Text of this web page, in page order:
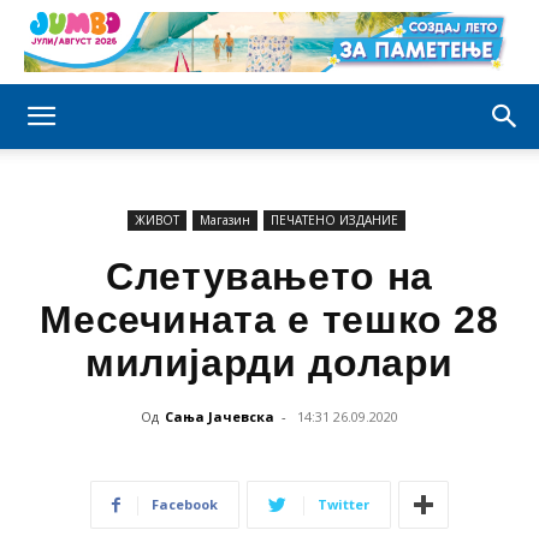
ЖИВОТ Магазин ПЕЧАТЕНО ИЗДАНИЕ
Слетувањето на
Месечината е тешко 28
милијарди долари
Од Сања Јачевска - 14:31 26.09.2020
Facebook Twitter